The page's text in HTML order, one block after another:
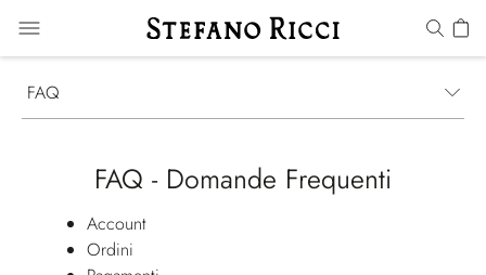
FAQ
FAQ - Domande Frequenti
Account
Ordini